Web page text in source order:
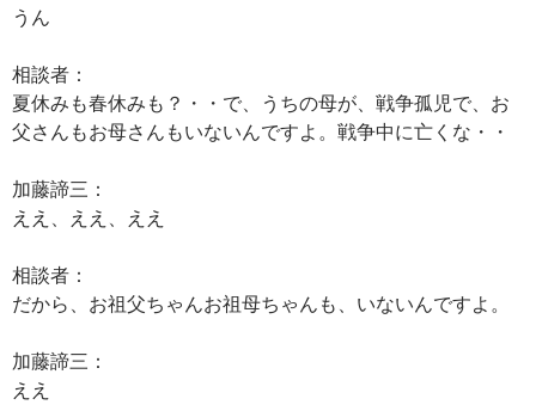
うん
相談者：
夏休みも春休みも？・・で、うちの母が、戦争孤児で、お
父さんもお母さんもいないんですよ。戦争中に亡くな・・
加藤諦三：
ええ、ええ、ええ
相談者：
だから、お祖父ちゃんお祖母ちゃんも、いないんですよ。
加藤諦三：
ええ